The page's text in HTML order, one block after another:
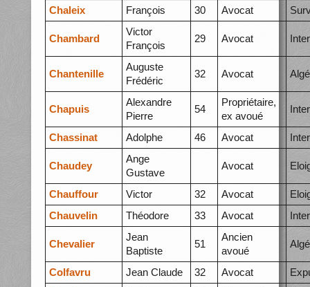
Chaleix
François 30 Avocat
Chambard
Victor
François
29 Avocat
Chantenille
Auguste
Frédéric
32 Avocat
Chapuis
Alexandre
Pierre
54
Propriétaire,
ex avoué
Chassinat Adolphe 46 Avocat
Chaudey
Ange
Gustave
Avocat
Chauffour Victor 32 Avocat
Chauvelin
Théodore 33 Avocat
Chevalier
Jean
Baptiste
51
Ancien
avoué
Colfavru Jean Claude 32 Avocat